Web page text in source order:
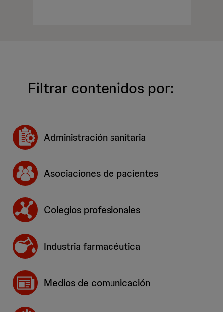
Filtrar contenidos por:
Administración sanitaria
Asociaciones de pacientes
Colegios profesionales
Industria farmacéutica
Medios de comunicación